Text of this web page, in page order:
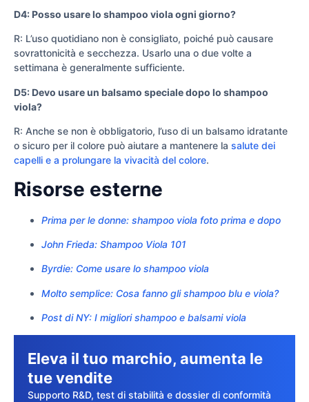
D4: Posso usare lo shampoo viola ogni giorno?
R: L’uso quotidiano non è consigliato, poiché può causare
sovrattonicità e secchezza. Usarlo una o due volte a
settimana è generalmente sufficiente.
D5: Devo usare un balsamo speciale dopo lo shampoo
viola?
R: Anche se non è obbligatorio, l’uso di un balsamo idratante
o sicuro per il colore può aiutare a mantenere la salute dei
capelli e a prolungare la vivacità del colore.
Risorse esterne
Prima per le donne: shampoo viola foto prima e dopo
John Frieda: Shampoo Viola 101
Byrdie: Come usare lo shampoo viola
Molto semplice: Cosa fanno gli shampoo blu e viola?
Post di NY: I migliori shampoo e balsami viola
Eleva il tuo marchio, aumenta le
tue vendite
Supporto R&D, test di stabilità e dossier di conformità